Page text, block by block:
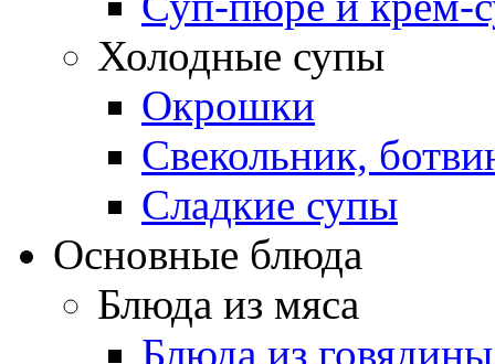
Холодные супы
Окрошки
Свекольник,
Cладкие супы
Основные блюда
Блюда из мяса
Блюда из говядины